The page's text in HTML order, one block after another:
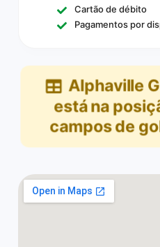
Cartão de débito
Pagamentos por
Alphaville
está na
campos de